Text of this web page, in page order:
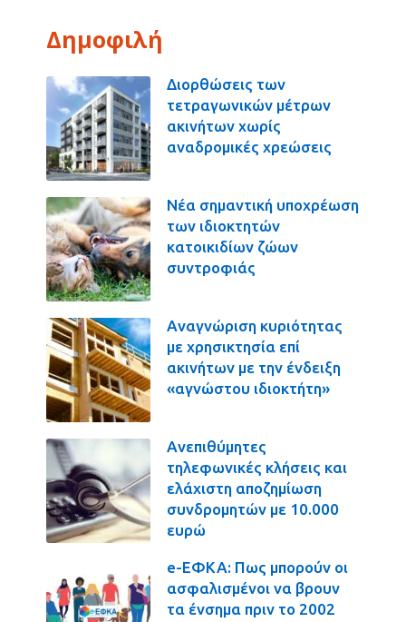
Δημοφιλή
Διορθώσεις των
τετραγωνικών μέτρων
ακινήτων χωρίς
αναδρομικές χρεώσεις
Νέα σημαντική υποχρέωση
των ιδιοκτητών
κατοικιδίων ζώων
συντροφιάς
Αναγνώριση κυριότητας
με χρησικτησία επί
ακινήτων με την ένδειξη
«αγνώστου ιδιοκτήτη»
Ανεπιθύμητες
τηλεφωνικές κλήσεις και
ελάχιστη αποζημίωση
συνδρομητών με 10.000
ευρώ
e-ΕΦΚΑ: Πως μπορούν οι
ασφαλισμένοι να βρουν
τα ένσημα πριν το 2002